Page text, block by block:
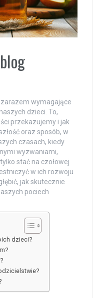
wymagające
dzieci. To,
przekazujemy i jak
oraz sposób, w
czasach, kiedy
wyzwaniami,
stać na czołowej
w ich rozwoju
jak skutecznie
pociech
dzieci?